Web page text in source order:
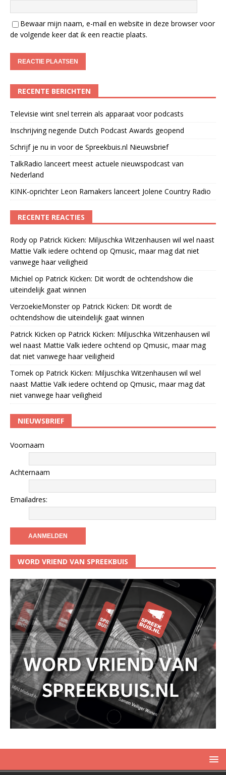
Bewaar mijn naam, e-mail en website in deze browser voor
de volgende keer dat ik een reactie plaats.
RECENTE BERICHTEN
Televisie wint snel terrein als apparaat voor podcasts
Inschrijving negende Dutch Podcast Awards geopend
Schrijf je nu in voor de Spreekbuis.nl Nieuwsbrief
TalkRadio lanceert meest actuele nieuwspodcast van
Nederland
KINK-oprichter Leon Ramakers lanceert Jolene Country Radio
RECENTE REACTIES
Rody op Patrick Kicken: Miljuschka Witzenhausen wil wel naast
Mattie Valk iedere ochtend op Qmusic, maar mag dat niet
vanwege haar veiligheid
Michiel op Patrick Kicken: Dit wordt de ochtendshow die
uiteindelijk gaat winnen
VerzoekieMonsterop Patrick Kicken: Dit wordt de
ochtendshow die uiteindelijk gaat winnen
Patrick Kicken op Patrick Kicken: Miljuschka Witzenhausen wil
wel naast Mattie Valk iedere ochtend op Qmusic, maar mag
dat niet vanwege haar veiligheid
Tomek op Patrick Kicken: Miljuschka Witzenhausen wil wel
naast Mattie Valk iedere ochtend op Qmusic, maar mag dat
niet vanwege haar veiligheid
NIEUWSBRIEF
Voornaam
Achternaam
Emailadres:
WORD VRIEND VAN SPREEKBUIS